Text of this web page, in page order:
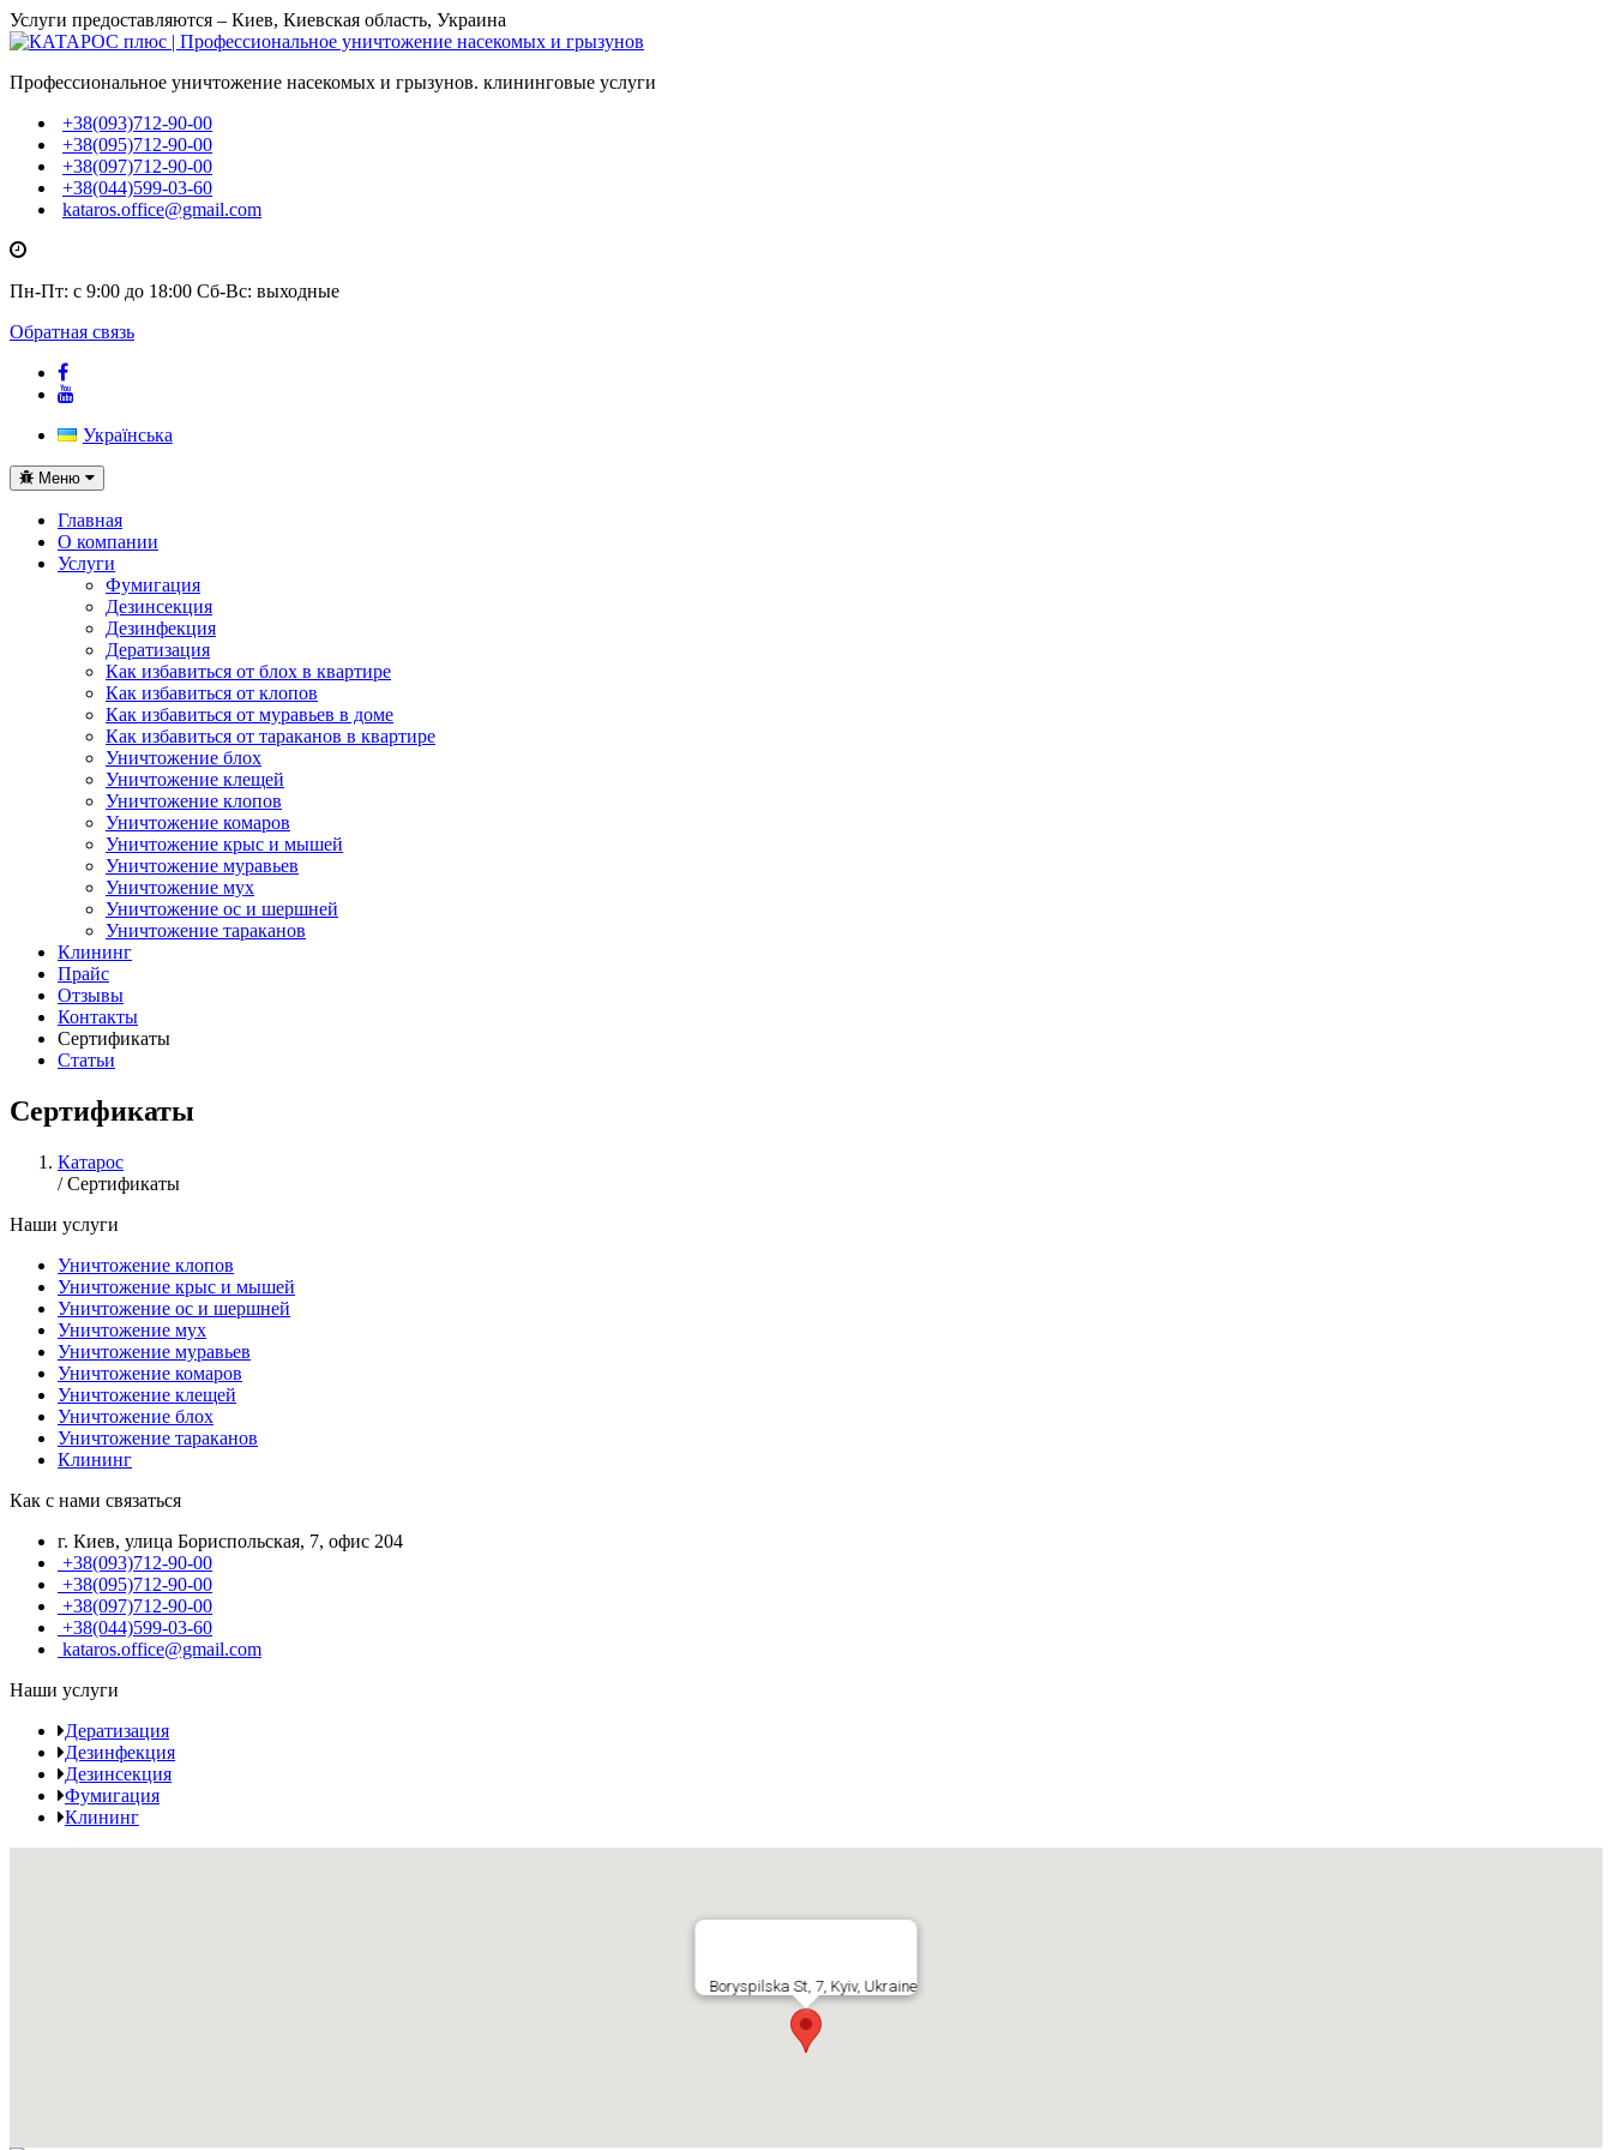
Услуги предоставляются – Киев, Киевская область, Украина
Профессиональное уничтожение насекомых и грызунов. клининговые услуги
+38(093)712-90-00
+38(095)712-90-00
+38(097)712-90-00
+38(044)599-03-60
kataros.office@gmail.com
Пн-Пт: с 9:00 до 18:00 Сб-Вс: выходные
Обратная связь
Українська
Toggle
navigation
Меню
Главная
О компании
Услуги
Фумигация
Дезинсекция
Дезинфекция
Дератизация
Как избавиться от блох в квартире
Как избавиться от клопов
Как избавиться от муравьев в доме
Как избавиться от тараканов в квартире
Уничтожение блох
Уничтожение клещей
Уничтожение клопов
Уничтожение комаров
Уничтожение крыс и мышей
Уничтожение муравьев
Уничтожение мух
Уничтожение ос и шершней
Уничтожение тараканов
Клининг
Прайс
Отзывы
Контакты
Сертификаты
Статьи
Сертификаты
Катарос
/ Сертификаты
Наши услуги
Уничтожение клопов
Уничтожение крыс и мышей
Уничтожение ос и шершней
Уничтожение мух
Уничтожение муравьев
Уничтожение комаров
Уничтожение клещей
Уничтожение блох
Уничтожение тараканов
Клининг
Как с нами связаться
г. Киев, улица Бориспольская, 7, офис 204
+38(093)712-90-00
+38(095)712-90-00
+38(097)712-90-00
+38(044)599-03-60
kataros.office@gmail.com
Наши услуги
Дератизация
Дезинфекция
Дезинсекция
Фумигация
Клининг
Boryspilska St, 7, Kyiv, Ukraine